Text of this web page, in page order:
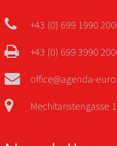
+43 (0) 699 1990
+43 (0) 699 3990
office@agenda-
Mechitaristengasse